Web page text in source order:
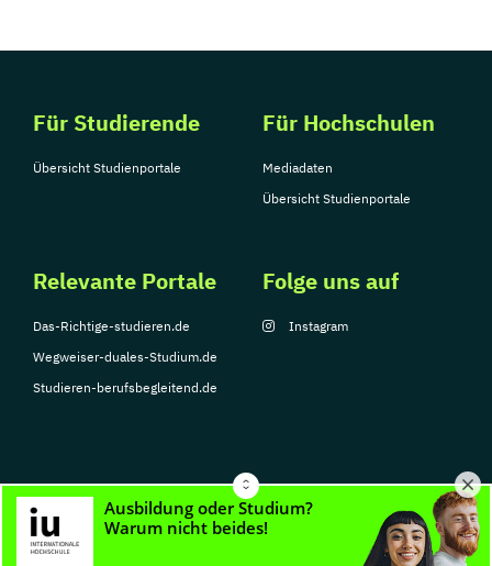
Für Studierende
Übersicht Studienportale
Für Hochschulen
Mediadaten
Übersicht Studienportale
Relevante Portale
Das-Richtige-studieren.de
Wegweiser-duales-Studium.de
Studieren-berufsbegleitend.de
Folge uns auf
Instagram
© Copyright 2026, TarGroup Media GmbH
Nutzungsbedingungen